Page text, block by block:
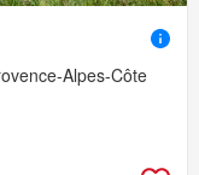
Alpes-Côte